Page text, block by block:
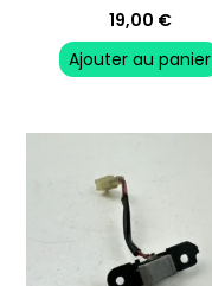
19,00 €
Ajouter au panier